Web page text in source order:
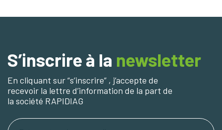
S’inscrire à la newsletter
En cliquant sur “s’inscrire” , j’accepte de
recevoir la lettre d’information de la part de
la société RAPIDIAG